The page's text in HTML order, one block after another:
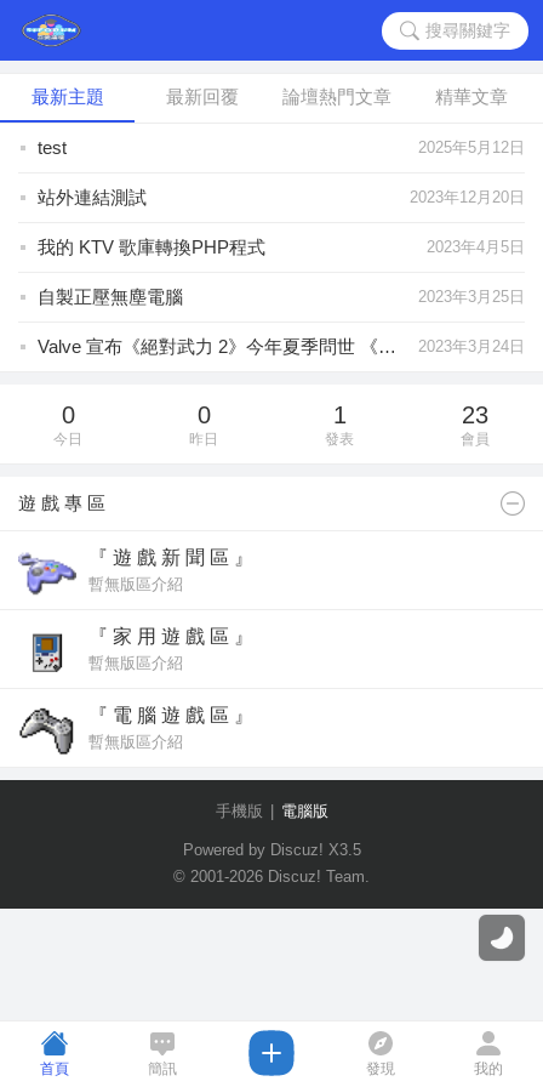
搜尋關鍵字
最新主題 最新回覆 論壇熱門文章 精華文章
2025年5月12日
test
2023年12月20日
站外連結測試
2023年4月5日
我的 KTV 歌庫轉換PHP程式
2023年3月25日
自製正壓無塵電腦
2023年3月24日
Valve 宣布《絕對武力 2》今年夏季問世 《CS：GO》玩家可免費升級
0
今日
0
昨日
1
發表
23
會員
遊 戲 專 區
『 遊 戲 新 聞 區 』
暫無版區介紹
『 家 用 遊 戲 區 』
暫無版區介紹
『 電 腦 遊 戲 區 』
暫無版區介紹
手機版 電腦版
Powered by Discuz! X3.5
© 2001-2026 Discuz! Team.
首頁 簡訊 發現 我的